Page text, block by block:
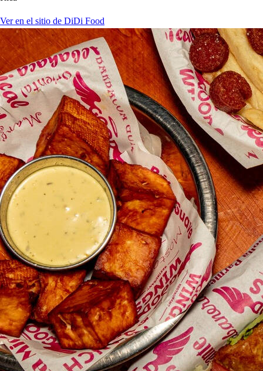
Ver en el sitio de DiDi Food